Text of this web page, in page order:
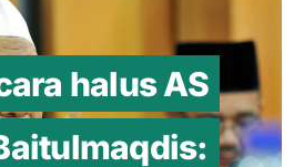
halus AS